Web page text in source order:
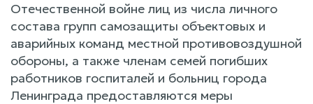
Отечественной войне лиц из числа личного
состава групп самозащиты объектовых и
аварийных команд местной противовоздушной
обороны, а также членам семей погибших
работников госпиталей и больниц города
Ленинграда предоставляются меры